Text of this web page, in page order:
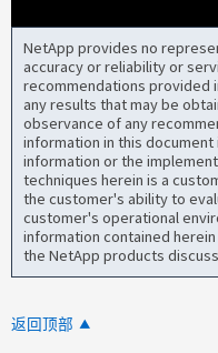
NetApp provides no
accuracy or reliability or
recommendations provided
any results that may be
observance of any
information in this
information or the
techniques herein is a
the customer's ability to
customer's operational
information contained
the NetApp products
返回顶部